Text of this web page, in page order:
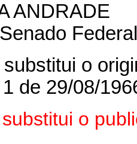
ANDRADE
o
de 29/08/
o